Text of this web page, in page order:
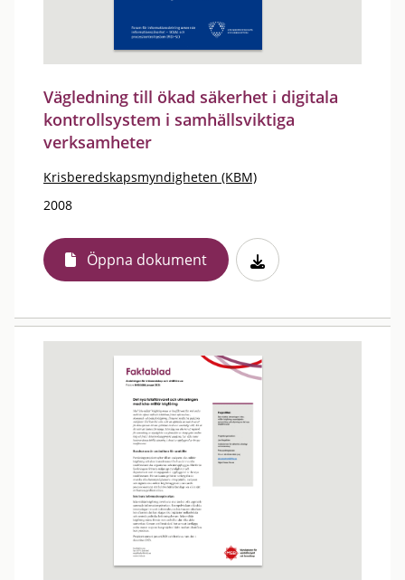
Vägledning till ökad säkerhet i digitala
kontrollsystem i samhällsviktiga
verksamheter
Krisberedskapsmyndigheten (KBM)
2008
Öppna dokument